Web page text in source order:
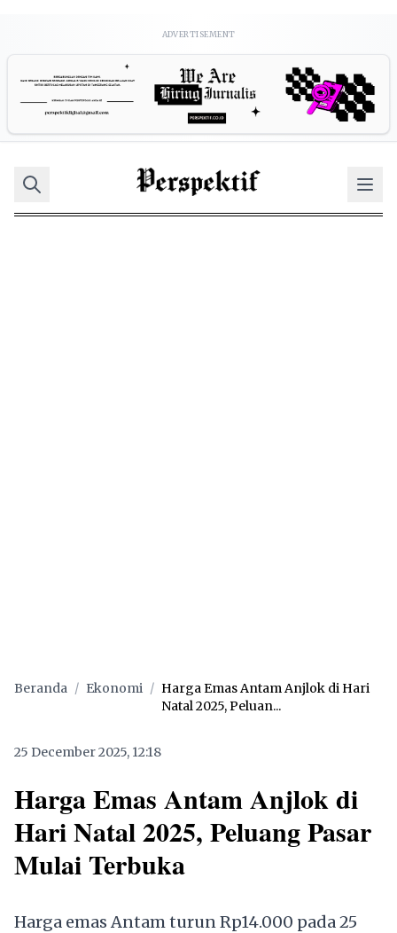
ADVERTISEMENT
Beranda / Ekonomi / Harga Emas Antam Anjlok di Hari
Natal 2025, Peluan...
25 December 2025, 12:18
Harga Emas Antam Anjlok di
Hari Natal 2025, Peluang Pasar
Mulai Terbuka
Harga emas Antam turun Rp14.000 pada 25